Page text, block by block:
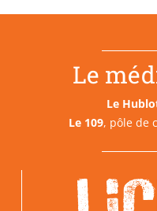
Le
Le
Le 109, pôle de